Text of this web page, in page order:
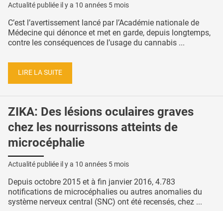
Actualité publiée il y a 10 années 5 mois
C’est l’avertissement lancé par l’Académie nationale de
Médecine qui dénonce et met en garde, depuis longtemps,
contre les conséquences de l’usage du cannabis ...
LIRE LA SUITE
ZIKA: Des lésions oculaires graves
chez les nourrissons atteints de
microcéphalie
Actualité publiée il y a 10 années 5 mois
Depuis octobre 2015 et à fin janvier 2016, 4.783
notifications de microcéphalies ou autres anomalies du
système nerveux central (SNC) ont été recensés, chez ...